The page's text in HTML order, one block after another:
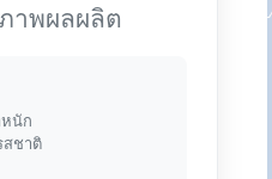
าพผลผลิต
นัก
สชาติ